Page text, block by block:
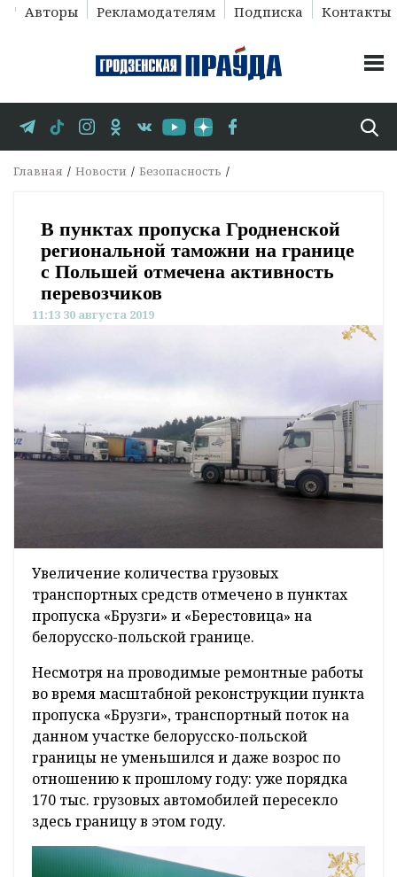
Авторы Рекламодателям Подписка Контакты
Главная Новости Безопасность
В пунктах пропуска Гродненской
региональной таможни на границе
с Польшей отмечена активность
перевозчиков
11:13 30 августа 2019
Увеличение количества грузовых
транспортных средств отмечено в пунктах
пропуска «Брузги» и «Берестовица» на
белорусско-польской границе.
Несмотря на проводимые ремонтные работы
во время масштабной реконструкции пункта
пропуска «Брузги», транспортный поток на
данном участке белорусско-польской
границы не уменьшился и даже возрос по
отношению к прошлому году: уже порядка
170 тыс. грузовых автомобилей пересекло
здесь границу в этом году.